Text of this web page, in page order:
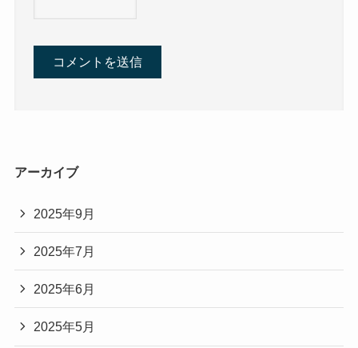
アーカイブ
2025年9月
2025年7月
2025年6月
2025年5月